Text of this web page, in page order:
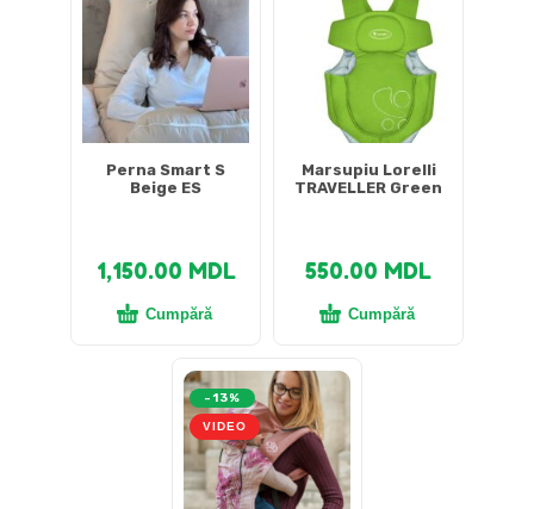
Perna Smart S
Beige ES
1,150.00 MDL
Cumpără
Marsupiu Lorelli
TRAVELLER Green
550.00 MDL
Cumpără
-13%
VIDEO